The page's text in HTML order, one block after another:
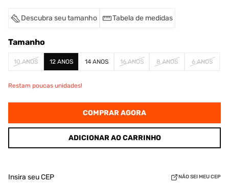
Descubra seu tamanho Tabela de medidas
Tamanho
10 ANOS 12 ANOS 14 ANOS 16 ANOS 8 ANOS 6 ANOS
Restam poucas unidades!
COMPRAR AGORA
ADICIONAR AO CARRINHO
Insira seu CEP NÃO SEI MEU CEP